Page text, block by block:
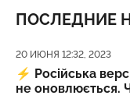
ПОСЛЕДНИЕ
Дата публикации
20 ИЮНЯ 12:32, 2023
⚡️ Російська
не оновлюється.